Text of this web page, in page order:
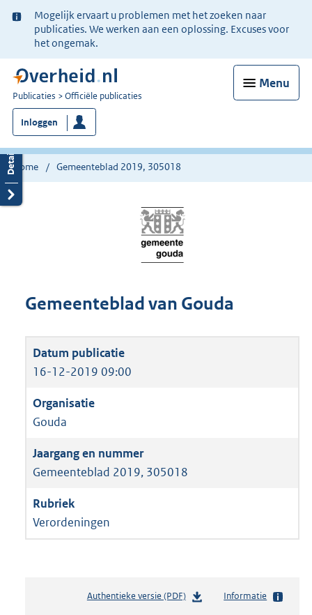
Ter
informatie:
Mogelijk ervaart u problemen met het zoeken naar
publicaties. We werken aan een oplossing. Excuses voor
het ongemak.
Menu
U
bent
nu
hier:
Publicaties Officiële publicaties
Inloggen
Home Gemeenteblad 2019, 305018
Gemeenteblad van Gouda
16-12-2019 09:00
Gouda
Gemeenteblad 2019, 305018
Verordeningen
Authentieke versie (PDF)b
Informatie